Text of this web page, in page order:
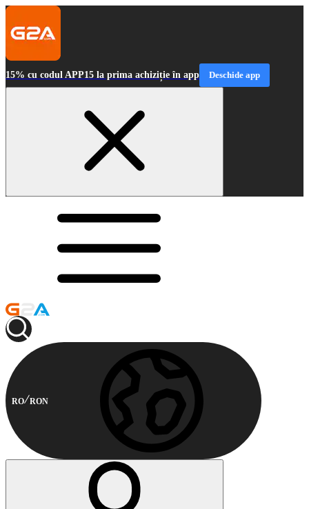
15% cu codul APP15 la prima achiziție în app Deschide app
RO RON